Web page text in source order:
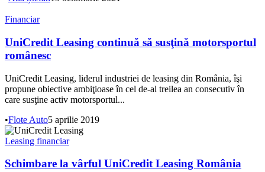
Financiar
UniCredit Leasing continuă să susţină motorsportul
românesc
UniCredit Leasing, liderul industriei de leasing din România, îşi
propune obiective ambiţioase în cel de-al treilea an consecutiv în
care susţine activ motorsportul...
•Flote Auto5 aprilie 2019
Leasing financiar
Schimbare la vârful UniCredit Leasing România